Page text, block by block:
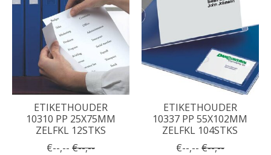
ETIKETHOUDER
10310 PP 25X75MM
ZELFKL 12STKS
€--,-- €--,--
ETIKETHOUDER
10337 PP 55X102MM
ZELFKL 104STKS
€--,-- €--,--